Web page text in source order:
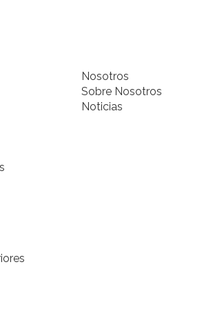
Nosotros
Sobre Nosotros
Noticias